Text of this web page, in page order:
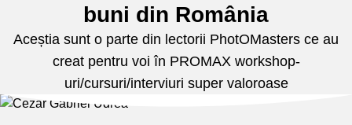
buni din România
Aceștia sunt o parte din lectorii PhotOMasters ce au
creat pentru voi în PROMAX workshop-
uri/cursuri/interviuri super valoroase